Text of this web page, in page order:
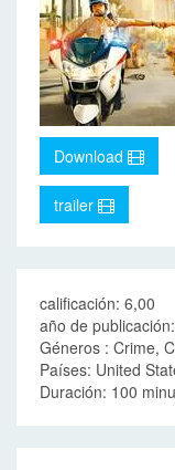
Download
trailer
calificación: 6,00
año de
Géneros : Crime,
Países: United
Duración: 100